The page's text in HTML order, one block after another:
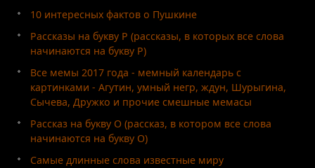
10 интересных фактов о Пушкине
Рассказы на букву Р (рассказы, в которых все слова
начинаются на букву Р)
Все мемы 2017 года - мемный календарь с
картинками - Агутин, умный негр, ждун, Шурыгина,
Сычева, Дружко и прочие смешные мемасы
Рассказ на букву О (рассказ, в котором все слова
начинаются на букву О)
Самые длинные слова известные миру